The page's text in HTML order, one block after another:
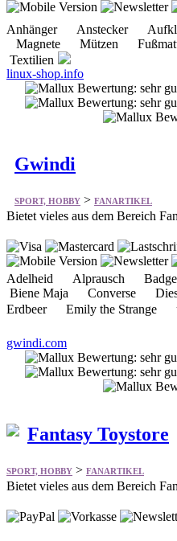
Anhänger Anstecker
Magnete Mützen
Textilien
linux-shop.info
Gwindi
SPORT, HOBBY>FANARTIKEL
Bietet vieles aus dem Bereich
Adelheid Alprausch
Biene Maja Converse
Erdbeer Emily the Strange
gwindi.com
Fantasy Toystore
SPORT, HOBBY > FANARTIKEL
Bietet vieles aus dem Bereich